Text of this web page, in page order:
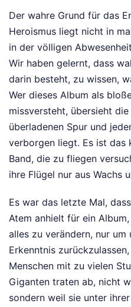
Der wahre Grund für das
Heroismus liegt nicht in
in der völligen
Wir haben gelernt, dass
darin besteht, zu wissen,
Wer dieses Album als
missversteht, übersieht
überladenen Spur und
verborgen liegt. Es ist das
Band, die zu fliegen
ihre Flügel nur aus Wachs
Es war das letzte Mal,
Atem anhielt für ein
alles zu verändern, nur um
Erkenntnis
Menschen mit zu vielen
Giganten traten ab, nicht
sondern weil sie unter